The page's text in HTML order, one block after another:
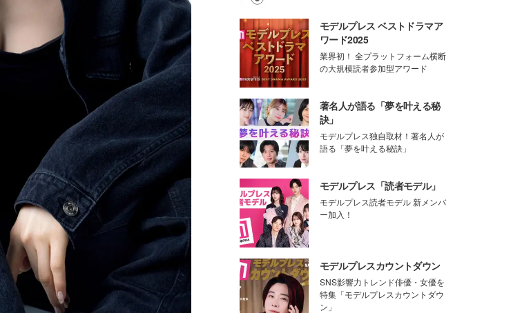
モデルプレス ベストドラマア
ワード2025
業界初！ 全プラットフォーム横断
の大規模読者参加型アワード
著名人が語る「夢を叶える秘
訣」
モデルプレス独自取材！著名人が
語る「夢を叶える秘訣」
モデルプレス「読者モデル」
モデルプレス読者モデル 新メンバ
ー加入！
モデルプレスカウントダウン
SNS影響力トレンド俳優・女優を
特集「モデルプレスカウントダウ
ン」